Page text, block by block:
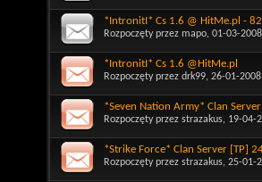
*IntronitI* Cs 1.6 @ HitMe.pl -
Rozpoczęty przez mapo, 01-03-
*IntronitI* Cs 1.6 @HitMe.pl
Rozpoczęty przez drk99, 26-01-
*Seven Nation Army* Clan
Rozpoczęty przez strazakus, 19-04-
*Strike Force* Clan Server [TP]
Rozpoczęty przez strazakus, 25-01-